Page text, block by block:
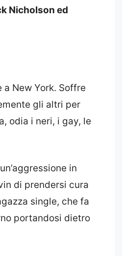
Nicholson ed
New York. Soffre
gli altri per
odia i neri, i gay, le
in
di prendersi cura
single, che fa
portandosi dietro